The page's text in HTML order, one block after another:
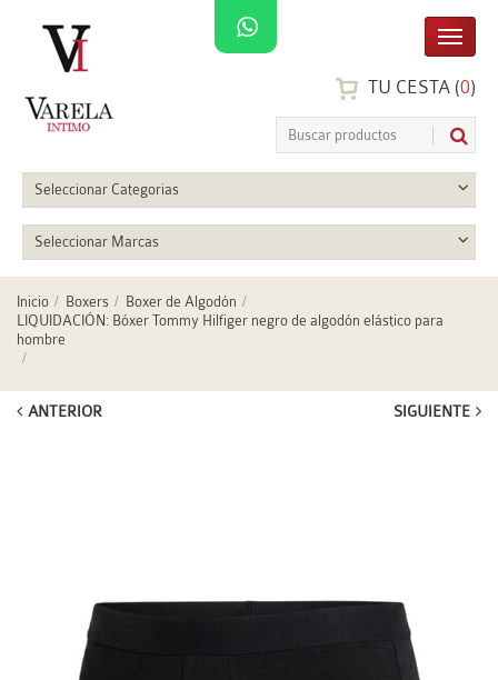
TU CESTA (0)
Seleccionar Categorias
Seleccionar Marcas
Inicio Boxers
Boxer de Algodón
LIQUIDACIÓN: Bóxer Tommy Hilfiger negro de algodón elástico para
hombre
ANTERIOR SIGUIENTE